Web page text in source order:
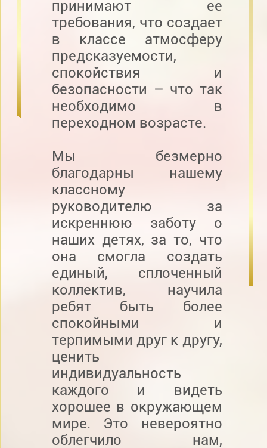
принимают ее
требования, что создает
в классе атмосферу
предсказуемости,
спокойствия и
безопасности – что так
необходимо в
переходном возрасте.
Мы безмерно
благодарны нашему
классному
руководителю за
искреннюю заботу о
наших детях, за то, что
она смогла создать
единый, сплоченный
коллектив, научила
ребят быть более
спокойными и
терпимыми друг к другу,
ценить
индивидуальность
каждого и видеть
хорошее в окружающем
мире. Это невероятно
облегчило нам,